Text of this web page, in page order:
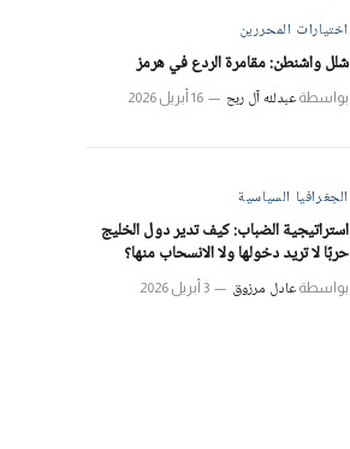
اختيارات المحررين
شلل واشنطن: مقامرة الردع في هرمز
بواسطة عبدلله آل ربح 16 أبريل 2026
الجغرافيا السياسية
استراتيجية الضباب: كيف تدير دول الخليج
حربًا لا تريد دخولها ولا الانسحاب منها؟
بواسطة عادل مرزوق 3 أبريل 2026